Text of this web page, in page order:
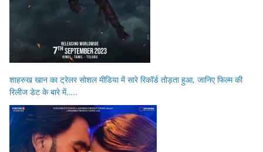
शाहरुख खान का ट्रेलर सोशल मीडिया में सारे रिकॉर्ड तोड़ता हुआ, जानिए फिल्म की
रिलीज डेट के बारे में…..